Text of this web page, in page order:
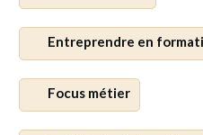
Entreprendre en
Focus métier